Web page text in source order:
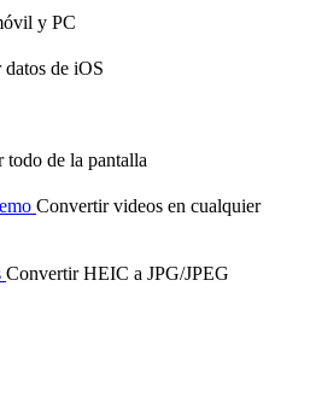
y PC
de iOS
todo de la pantalla
Convertir videos en cualquier
Convertir HEIC a JPG/JPEG